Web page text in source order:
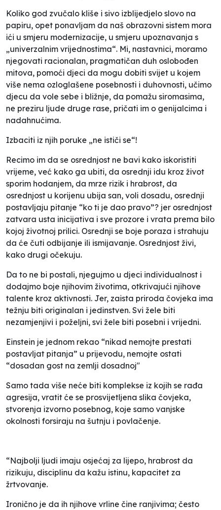
Koliko god zvučalo kliše i sivo izblijedjelo slovo na
papiru, opet ponavljam da naš obrazovni sistem mora
ići u smjeru modernizacije, u smjeru upoznavanja s
„univerzalnim vrijednostima“. Mi, nastavnici, moramo
njegovati racionalan, pragmatičan duh oslobođen
mitova, pomoći djeci da mogu dobiti svijet u kojem
više nema ozloglašene posebnosti i duhovnosti, učimo
djecu da vole sebe i bližnje, da pomažu siromasima,
ne preziru ljude druge rase, pričati im o genijalcima i
nadahnućima.
Izbaciti iz njih poruke „ne ističi se“!
Recimo im da se osrednjost ne bavi kako iskoristiti
vrijeme, već kako ga ubiti, da osrednji idu kroz život
sporim hodanjem, da mrze rizik i hrabrost, da
osrednjost u korijenu ubija san, voli dosadu, osrednji
postavljaju pitanje “ko ti je dao pravo”? jer osrednjost
zatvara usta inicijativa i sve prozore i vrata prema bilo
kojoj životnoj prilici. Osrednji se boje poraza i strahuju
da će čuti odbijanje ili ismijavanje. Osrednjost živi,
kako drugi očekuju.
Da to ne bi postali, njegujmo u djeci individualnost i
dodajmo boje njihovim životima, otkrivajući njihove
talente kroz aktivnosti. Jer, zaista priroda čovjeka ima
težnju biti originalan i jedinstven. Svi žele biti
nezamjenjivi i poželjni, svi žele biti posebni i vrijedni.
Einstein je jednom rekao “nikad nemojte prestati
postavljat pitanja” u prijevodu, nemojte ostati
“dosadan gost na zemlji dosadnoj"
Samo tada više neće biti komplekse iz kojih se rađa
agresija, vratit će se prosvijetljena slika čovjeka,
stvorenja izvorno posebnog, koje samo vanjske
okolnosti forsiraju na šutnju i povlačenje.
“Najbolji ljudi imaju osjećaj za lijepo, hrabrost da
rizikuju, disciplinu da kažu istinu, kapacitet za
žrtvovanje.
Ironično je da ih njihove vrline čine ranjivima; često